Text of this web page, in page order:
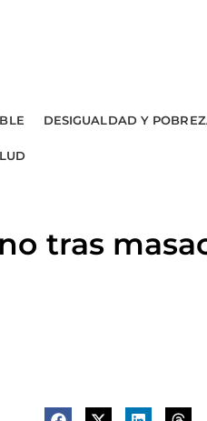
DESIGUALDAD Y
tras